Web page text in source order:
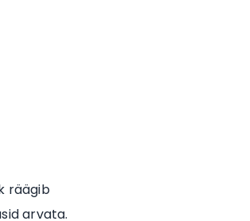
räägib
arvata.